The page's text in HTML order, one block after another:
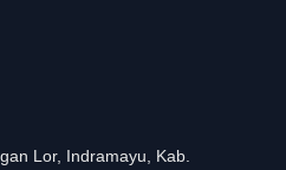
Lor, Indramayu, Kab.